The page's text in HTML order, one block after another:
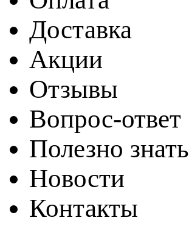
Доставка
Акции
Отзывы
Вопрос-ответ
Полезно знать
Новости
Контакты